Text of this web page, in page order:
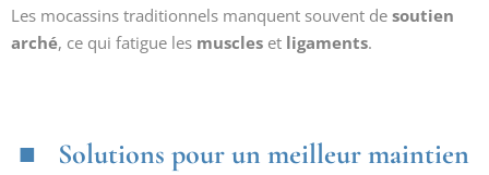
Les mocassins traditionnels manquent souvent de soutien
arché, ce qui fatigue les muscles et ligaments.
Solutions pour un meilleur maintien